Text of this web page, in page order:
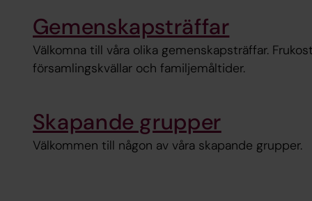
Gemenskapsträffar
Välkomna till våra olika gemenskapsträffar.
församlingskvällar och familjemåltider.
Skapande grupper
Välkommen till någon av våra skapande grupper.